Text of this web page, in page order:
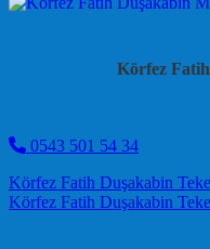
Körfez Fatih
0543 501 54 34
Post navigation
Körfez Fatih Duşakabin
Körfez Fatih Duşakabin